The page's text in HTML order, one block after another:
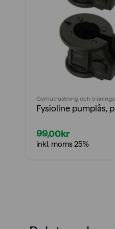
Gymutrustning och
Fysioline pumplås,
99,00kr
inkl. moms 25%